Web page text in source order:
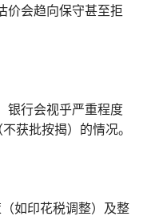
价会趋向保守甚至拒
银行会视乎严重程度
获批按揭）的情况。
如印花税调整）及整